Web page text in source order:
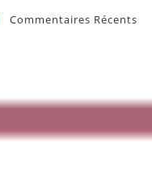
Commentaires Récents